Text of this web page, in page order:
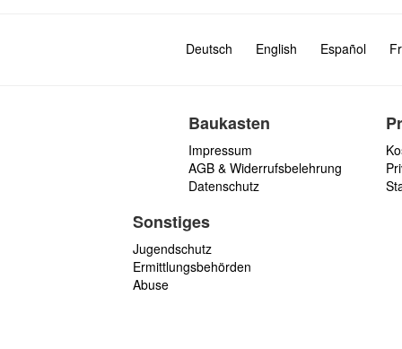
Deutsch English Español
Baukasten
Impressum
AGB & Widerrufsbelehrung
Datenschutz
Sonstiges
Jugendschutz
Ermittlungsbehörden
Abuse